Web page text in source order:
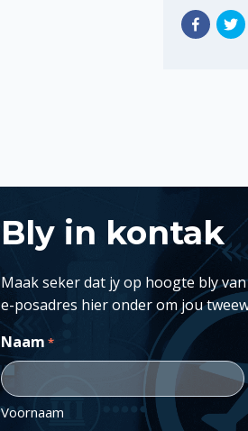
Bly in kontak
Maak seker dat jy op hoogte bly
e-posadres hier onder om jou
Naam *
Voornaam